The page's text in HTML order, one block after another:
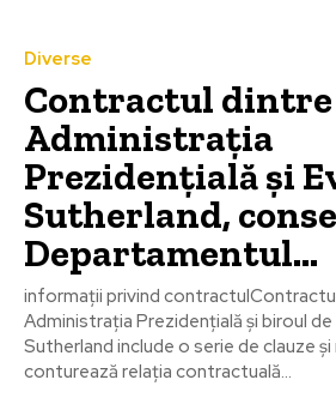
Diverse
Contractul dintre
Administrația
Prezidențială și
Sutherland,
Departamentul…
informații privind
Administrația Prezidențială și biroul
Sutherland include o serie de clauze
conturează relația contractuală...